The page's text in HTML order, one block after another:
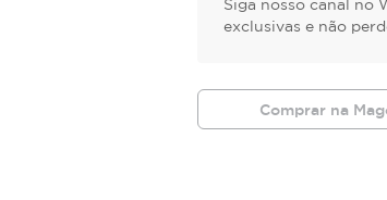
Siga nosso canal no
exclusivas e não
Comprar na